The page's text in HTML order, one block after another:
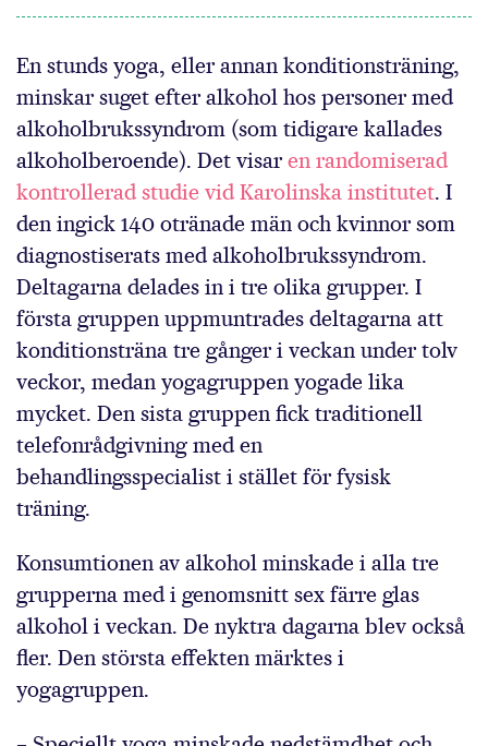
En stunds yoga, eller annan konditionsträning,
minskar suget efter alkohol hos personer med
alkoholbrukssyndrom (som tidigare kallades
alkoholberoende). Det visar en randomiserad
kontrollerad studie vid Karolinska institutet. I
den ingick 140 otränade män och kvinnor som
diagnostiserats med alkoholbrukssyndrom.
Deltagarna delades in i tre olika grupper. I
första gruppen uppmuntrades deltagarna att
konditionsträna tre gånger i veckan under tolv
veckor, medan yogagruppen yogade lika
mycket. Den sista gruppen fick traditionell
telefonrådgivning med en
behandlingsspecialist i stället för fysisk
träning.
Konsumtionen av alkohol minskade i alla tre
grupperna med i genomsnitt sex färre glas
alkohol i veckan. De nyktra dagarna blev också
fler. Den största effekten märktes i
yogagruppen.